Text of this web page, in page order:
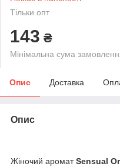
Тільки опт
143 ₴
Мінімальна сума
Опис Доставка
Опис
Жіночий ароматSensual